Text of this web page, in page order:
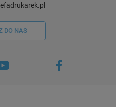
DO NAS